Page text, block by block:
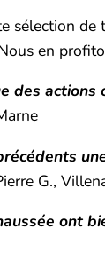
sélection
en
des
G.,
ont